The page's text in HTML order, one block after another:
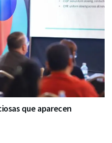
que aparecen